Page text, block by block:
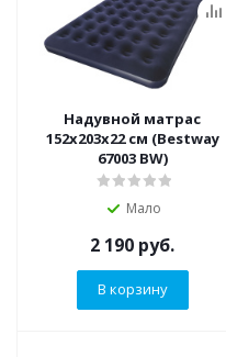
Надувной матрас
152х203х22 см (Bestway
67003 BW)
Мало
2 190 руб.
В корзину